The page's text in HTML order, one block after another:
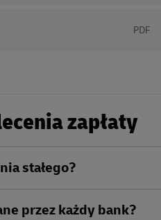
PDF
zapłaty
stałego?
przez każdy bank?